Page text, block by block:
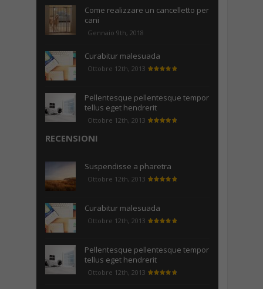
Come realizzare un cancelletto per
cani
Gennaio 9th, 2018
Curabitur malesuada
Ottobre 12th, 2013
Pellentesque pellentesque tempor
tellus eget hendrerit
Ottobre 12th, 2013
RECENSIONI
Suspendisse a pharetra
Ottobre 12th, 2013
Curabitur malesuada
Ottobre 12th, 2013
Pellentesque pellentesque tempor
tellus eget hendrerit
Ottobre 12th, 2013